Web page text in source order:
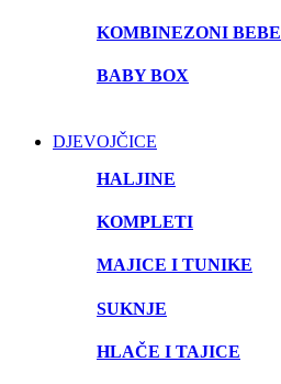
KOMBINEZONI BEBE
BABY BOX
DJEVOJČICE
HALJINE
KOMPLETI
MAJICE I TUNIKE
SUKNJE
HLAČE I TAJICE